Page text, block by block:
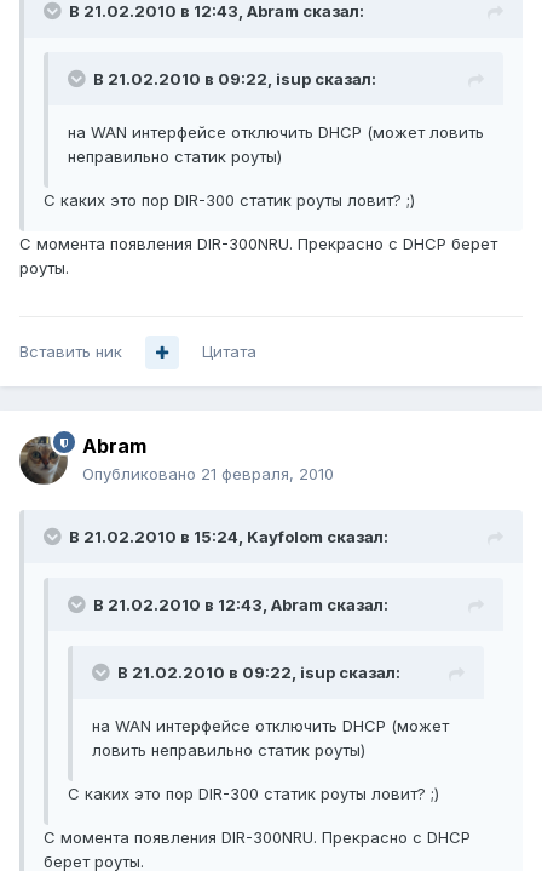
В 21.02.2010 в 12:43, Abram сказал:
В 21.02.2010 в 09:22, isup сказал:
на WAN интерфейсе отключить DHCP (может ловить
неправильно статик роуты)
С каких это пор DIR-300 статик роуты ловит? ;)
С момента появления DIR-300NRU. Прекрасно с DHCP берет
роуты.
Вставить ник Цитата
Abram
Опубликовано 21 февраля, 2010
В 21.02.2010 в 15:24, Kayfolom сказал:
В 21.02.2010 в 12:43, Abram сказал:
В 21.02.2010 в 09:22, isup сказал:
на WAN интерфейсе отключить DHCP (может
ловить неправильно статик роуты)
С каких это пор DIR-300 статик роуты ловит? ;)
С момента появления DIR-300NRU. Прекрасно с DHCP
берет роуты.